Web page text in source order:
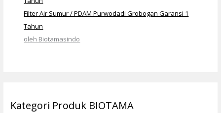
Filter Air Sumur / PDAM Purwodadi Grobogan Garansi 1
Tahun
oleh Biotamasindo
Kategori Produk BIOTAMA